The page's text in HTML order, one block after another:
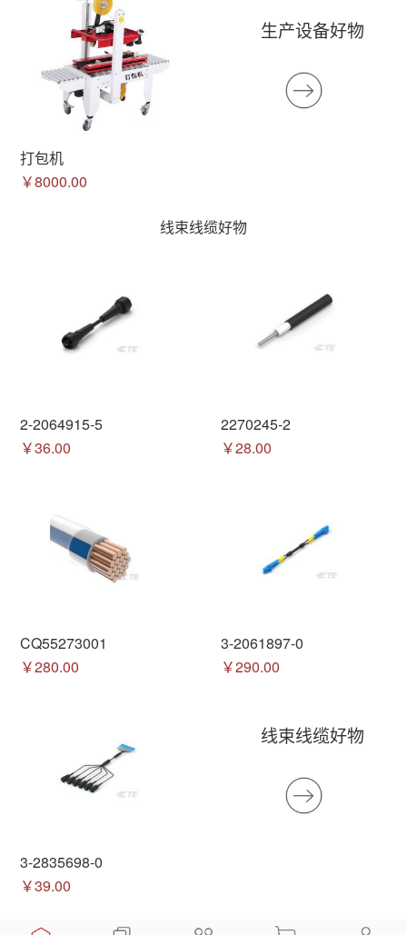
打包机
￥8000.00
生产设备好物
线束线缆好物
2-2064915-5
￥36.00
2270245-2
￥28.00
CQ55273001
￥280.00
3-2061897-0
￥290.00
3-2835698-0
￥39.00
线束线缆好物